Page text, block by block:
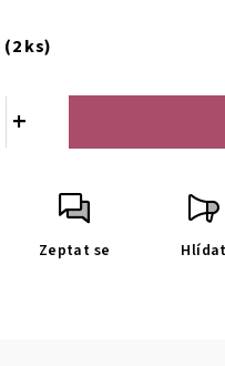
(2 ks)
+
Zeptat se Hlídat